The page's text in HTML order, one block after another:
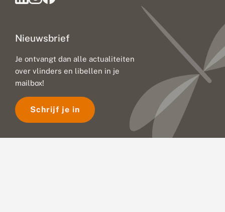
Nieuwsbrief
Je ontvangt dan alle actualiteiten
over vlinders en libellen in je
mailbox!
Schrijf je in